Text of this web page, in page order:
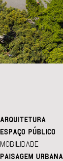
ARQUITETURA
ESPAÇO PÚBLICO
MOBILIDADE
PAISAGEM URBANA